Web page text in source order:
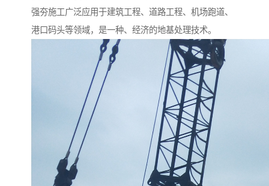
强夯施工广泛应用于建筑工程、道路工程、机场跑道、
港口码头等领域，是一种、经济的地基处理技术。